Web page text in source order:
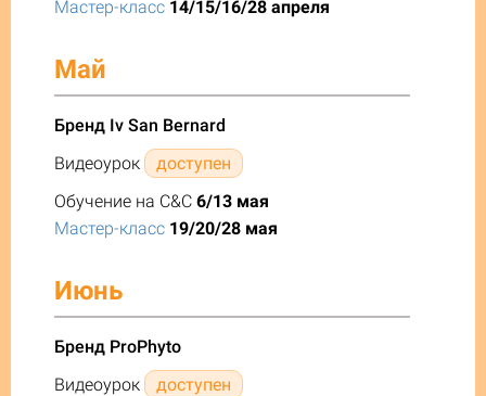
Мастер-класс 14/15/16/28 апреля
Май
Бренд Iv San Bernard
Видеоурок
доступен
Обучение на C&C 6/13 мая
Мастер-класс 19/20/28 мая
Июнь
Бренд ProPhyto
Видеоурок
доступен